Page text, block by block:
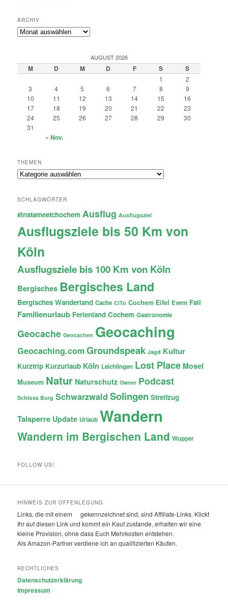
ARCHIV
Archiv
AUGUST 2026
M D M D F S S
1
2
3
4 5 6 7 8
9
10
11 12 13 14 15
16
17
18 19 20 21 22
23
24
25 26 27 28 29
30
31
« Nov.
THEMEN
Themen
SCHLAGWÖRTER
#instameetchochem Ausflug Ausflugsziel
Ausflugsziele bis 50 Km von
Köln
Ausflugsziele bis 100 Km von Köln
Bergisches Bergisches Land
Bergisches Wanderland Cache CiTo Cochem Eifel Event Fail
Familienurlaub Ferienland Cochem Gastronomie
Geocache Geocachen Geocaching
Geocaching.comGroundspeak Jagd Kultur
Kurztrip Kurzurlaub Köln Leichlingen Lost Place Mosel
Museum Natur Naturschutz Owner Podcast
Schloss Burg Schwarzwald Solingen Streifzug
Talsperre Update Urlaub Wandern
Wandern im Bergischen Land Wupper
FOLLOW US!
HINWEIS ZUR OFFENLEGUNG
Links, die mit einem
gekennzeichnet sind, sind Affiliate-Links. Klickt
Ihr auf diesen Link und kommt ein Kauf zustande, erhalten wir eine
kleine Provision, ohne dass Euch Mehrkosten entstehen.
Als Amazon-Partner verdiene ich an qualifizierten Käufen.
RECHTLICHES
Datenschutzerklärung
Impressum